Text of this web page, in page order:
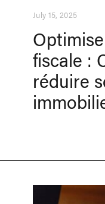
July 15, 2025
fiscale :
réduire